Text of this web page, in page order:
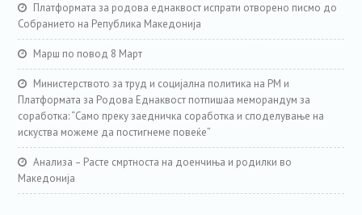
Платформата за родова еднаквост испрати отворено писмо до
Собранието на Република Македонија
Марш по повод 8 Март
Министерството за труд и социјална политика на РМ и
Платформата за Родова Еднаквост потпишаа меморандум за
соработка: “Само преку заедничка соработка и споделување на
искуства можеме да постигнеме повеќе”
Анализа – Расте смртноста на доенчиња и родилки во
Македонија